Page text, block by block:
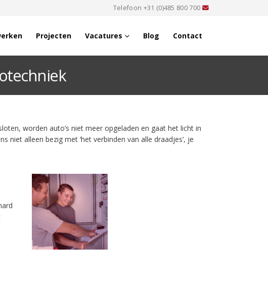
Telefoon +31 (0)485 800 700
Projecten Vacatures Blog Contact
worden auto’s niet meer opgeladen en gaat het licht in
alleen bezig met ‘het verbinden van alle draadjes’, je